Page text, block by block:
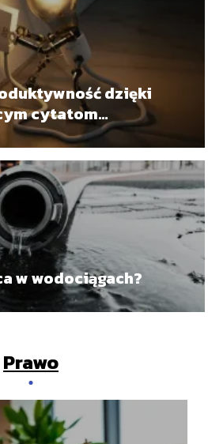
dzięki
cytatom
pracy
w wodociągach?
Prawo